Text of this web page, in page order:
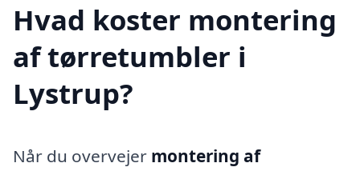
Hvad koster montering
af tørretumbler i
Lystrup?
Når du overvejer montering af